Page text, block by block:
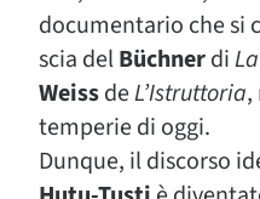
documentario che si
scia delBüchnerdi
WeissdeL’Istruttoria,
temperie di oggi.
Dunque, il discorso